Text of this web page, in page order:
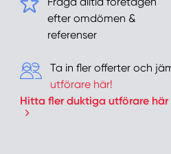
efter omdömen &
referenser
Ta in fler offerter och
utförare här!
Hitta fler duktiga utförare här